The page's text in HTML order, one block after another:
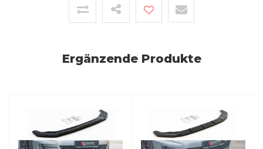
Ergänzende Produkte